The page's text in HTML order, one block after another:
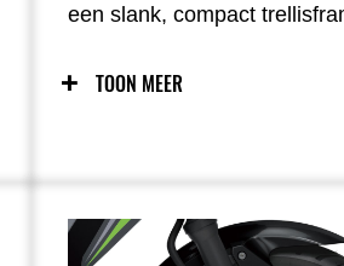
een slank, compact
lichte, wendbare rijgedrag
nieuwe rijders om vertrouwd
om voeten aan de grond te
TOON MEER